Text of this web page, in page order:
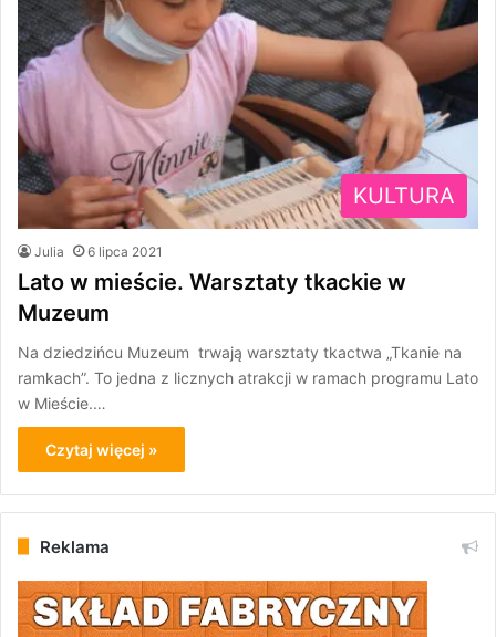
KULTURA
Julia 6 lipca 2021
Lato w mieście. Warsztaty tkackie w
Muzeum
Na dziedzińcu Muzeum trwają warsztaty tkactwa „Tkanie na
ramkach”. To jedna z licznych atrakcji w ramach programu Lato
w Mieście.…
Czytaj więcej »
Reklama